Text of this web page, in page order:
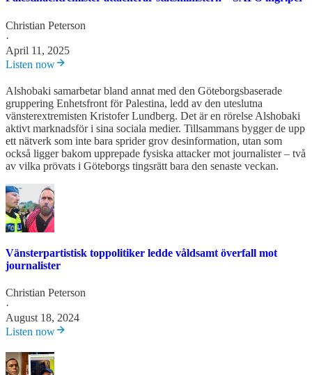
Christian Peterson
·
April 11, 2025
Listen now
Alshobaki samarbetar bland annat med den Göteborgsbaserade
gruppering Enhetsfront för Palestina, ledd av den uteslutna
vänsterextremisten Kristofer Lundberg. Det är en rörelse Alshobaki
aktivt marknadsför i sina sociala medier. Tillsammans bygger de upp
ett nätverk som inte bara sprider grov desinformation, utan som
också ligger bakom upprepade fysiska attacker mot journalister – två
av vilka prövats i Göteborgs tingsrätt bara den senaste veckan.
Vänsterpartistisk toppolitiker ledde våldsamt överfall mot
journalister
Christian Peterson
·
August 18, 2024
Listen now